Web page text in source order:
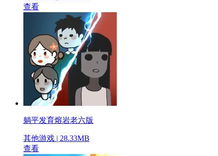
查看
躺平发育熔岩老六版
其他游戏 | 28.33MB
查看